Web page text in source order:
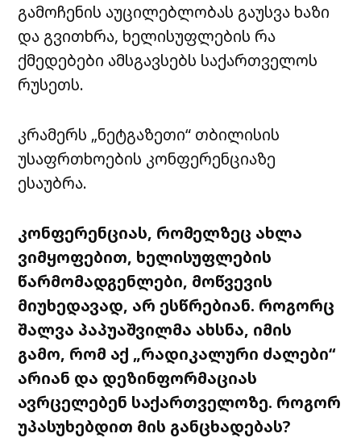
გამოჩენის აუცილებლობას გაუსვა ხაზი
და გვითხრა, ხელისუფლების რა
ქმედებები ამსგავსებს საქართველოს
რუსეთს.
კრამერს „ნეტგაზეთი“ თბილისის
უსაფრთხოების კონფერენციაზე
ესაუბრა.
კონფერენციას, რომელზეც ახლა
ვიმყოფებით, ხელისუფლების
წარმომადგენლები, მოწვევის
მიუხედავად, არ ესწრებიან. როგორც
შალვა პაპუაშვილმა ახსნა, იმის
გამო, რომ აქ „რადიკალური ძალები“
არიან და დეზინფორმაციას
ავრცელებენ საქართველოზე. როგორ
უპასუხებდით მის განცხადებას?